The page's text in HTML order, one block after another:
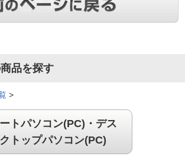
手が良い
クサク動いて嬉しいです。
品を探す
>
トパソコン(PC)・デス
クトップパソコン(PC)